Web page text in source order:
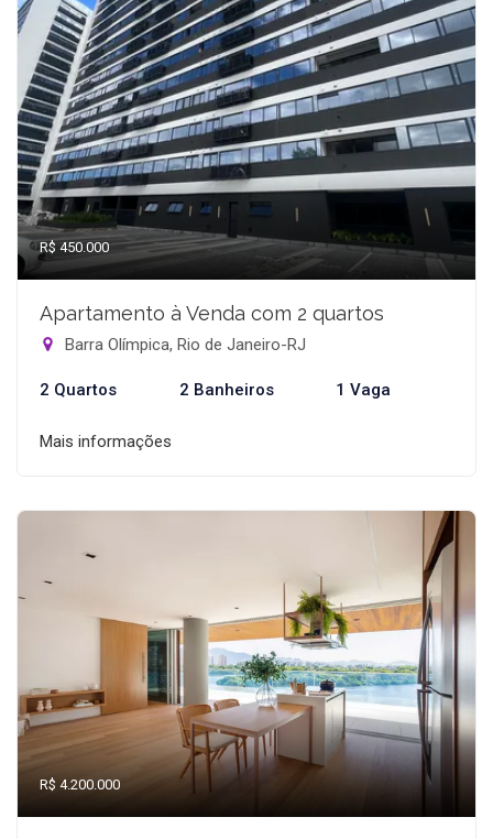
R$ 450.000
Apartamento à Venda com 2 quartos
Barra Olímpica, Rio de Janeiro-RJ
2 Quartos 2 Banheiros 1 Vaga
Mais informações
R$ 4.200.000